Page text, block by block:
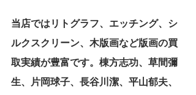
当店ではリトグラフ、エッチング、シ
ルクスクリーン、木版画など版画の買
取実績が豊富です。棟方志功、草間彌
生、片岡球子、長谷川潔、平山郁夫、